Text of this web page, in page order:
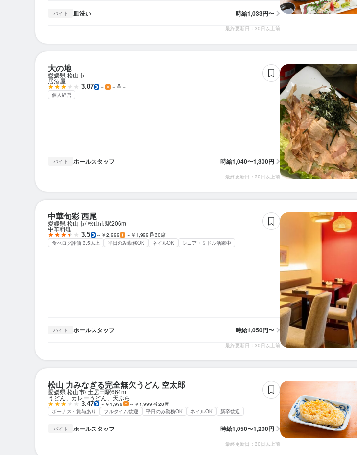
バイト 皿洗い 時給1,033円〜
最終更新日：30日以上前
大の地
愛媛県 松山市
居酒屋
3.07 － －
－
個人経営
バイト ホールスタッフ 時給1,040〜1,300円
最終更新日：30日以上前
中華旬彩 西尾
愛媛県 松山市 松山市駅206m
中華料理
3.5 ～￥2,999 ～￥1,999
30席
食べログ評価 3.5以上
平日のみ勤務OK ネイルOK シニア・ミドル活躍中
バイト ホールスタッフ 時給1,050円〜
最終更新日：30日以上前
松山 力みなぎる完全無欠うどん 空太郎
愛媛県 松山市 土居田駅664m
うどん、カレーうどん、天ぷら
3.47 ～￥1,999 ～￥1,999
28席
ボーナス・賞与あり
フルタイム歓迎 平日のみ勤務OK ネイルOK 新卒歓迎
バイト ホールスタッフ 時給1,050〜1,200円
最終更新日：30日以上前